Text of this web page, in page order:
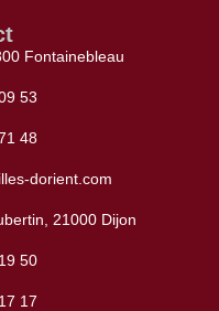
Fontainebleau
53
48
dorient.com
21000 Dijon
50
17